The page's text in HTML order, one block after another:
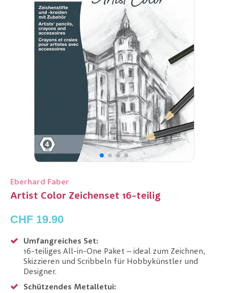
Eberhard Faber
Artist Color Zeichenset 16-teilig
CHF 19.90
Umfangreiches Set:
16-teiliges All-in-One Paket – ideal zum Zeichnen,
Skizzieren und Scribbeln für Hobbykünstler und
Designer.
Schützendes Metalletui: